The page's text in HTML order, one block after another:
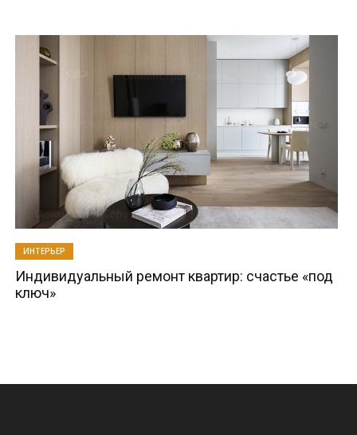
ИНТЕРЬЕР
Индивидуальный ремонт квартир: счастье «под
ключ»